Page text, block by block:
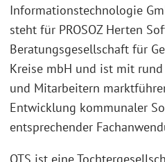
Informationstechnologie
steht für PROSOZ Herten
Beratungsgesellschaft für
Kreise mbH und ist mit
und Mitarbeitern
Entwicklung kommunaler
entsprechender
OTS ist eine